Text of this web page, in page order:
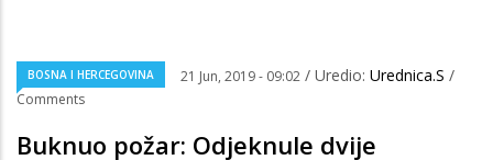
BOSNA I HERCEGOVINA 21 Jun, 2019 - 09:02 / Uredio: Urednica.S /
Comments
Buknuo požar: Odjeknule dvije